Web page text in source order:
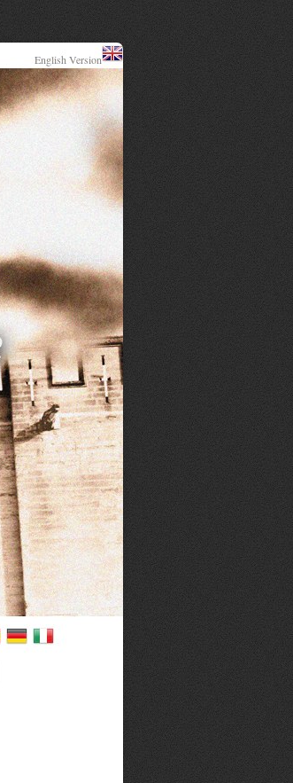
English Version